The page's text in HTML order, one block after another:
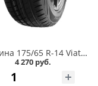
Автошина 175/65 R-14 Viatti Strada Asimmetrico V-130 82H в Кургане
4 270 руб.